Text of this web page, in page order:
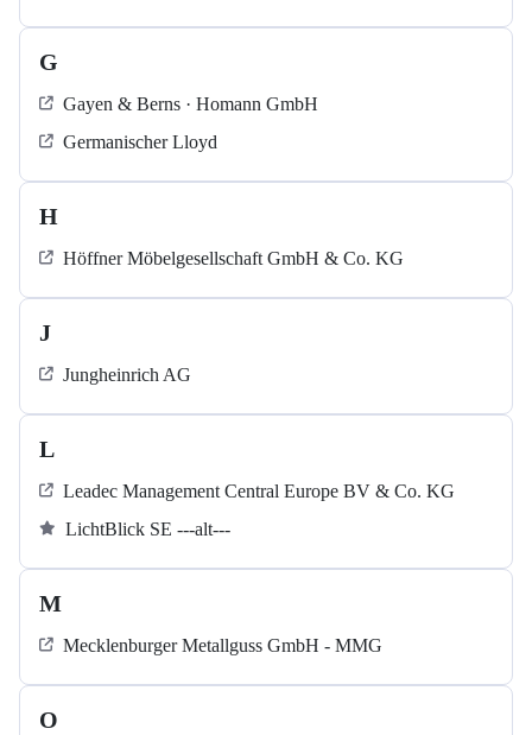
G
Gayen & Berns · Homann GmbH
Germanischer Lloyd
H
Höffner Möbelgesellschaft GmbH & Co. KG
J
Jungheinrich AG
L
Leadec Management Central Europe BV & Co. KG
LichtBlick SE ---alt---
M
Mecklenburger Metallguss GmbH - MMG
O